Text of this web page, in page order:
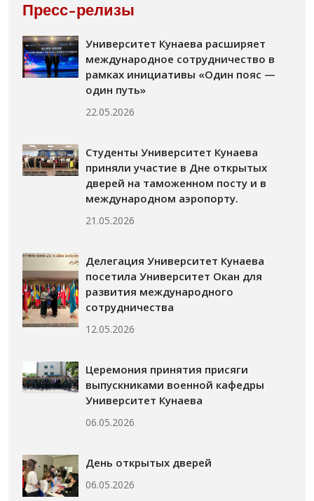
Пресс-релизы
Университет Кунаева расширяет
международное сотрудничество в
рамках инициативы «Один пояс —
один путь»
22.05.2026
Студенты Университет Кунаева
приняли участие в Дне открытых
дверей на таможенном посту и в
международном аэропорту.
21.05.2026
Делегация Университет Кунаева
посетила Университет Окан для
развития международного
сотрудничества
12.05.2026
Церемония принятия присяги
выпускниками военной кафедры
Университет Кунаева
06.05.2026
День открытых дверей
06.05.2026